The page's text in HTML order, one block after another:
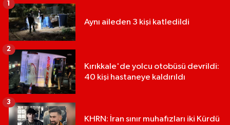
Aynı aileden 3 kişi katledildi
1
Kırıkkale'de yolcu otobüsü devrildi:
40 kişi hastaneye kaldırıldı
2
KHRN: İran sınır muhafızları iki Kürdü
3